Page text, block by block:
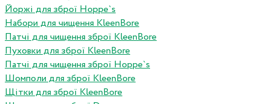
Йоржі для зброї Hoppe`s
Набори для чищення KleenBore
Патчі для чищення зброї KleenBore
Пуховки для зброї KleenBore
Патчі для чищення зброї Hoppe`s
Шомполи для зброї KleenBore
Щітки для зброї KleenBore